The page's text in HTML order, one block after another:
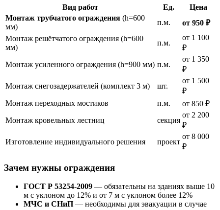
Вид работ Ед.
Цена
Монтаж трубчатого ограждения (h=600
мм)
п.м.
от 950 ₽
Монтаж решётчатого ограждения (h=600
мм)
п.м.
от 1 100
₽
Монтаж усиленного ограждения (h=900 мм) п.м.
от 1 350
₽
Монтаж снегозадержателей (комплект 3 м)
шт.
от 1 500
₽
Монтаж переходных мостиков
п.м.
от 850 ₽
Монтаж кровельных лестниц
секция
от 2 200
₽
Изготовление индивидуального решения
проект
от 8 000
₽
Зачем нужны ограждения
ГОСТ Р 53254-2009 — обязательны на зданиях выше 10
м с уклоном до 12% и от 7 м с уклоном более 12%
МЧС и СНиП — необходимы для эвакуации в случае